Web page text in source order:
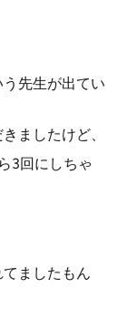
先生が出てい
ましたけど、
3回にしちゃ
ましたもん